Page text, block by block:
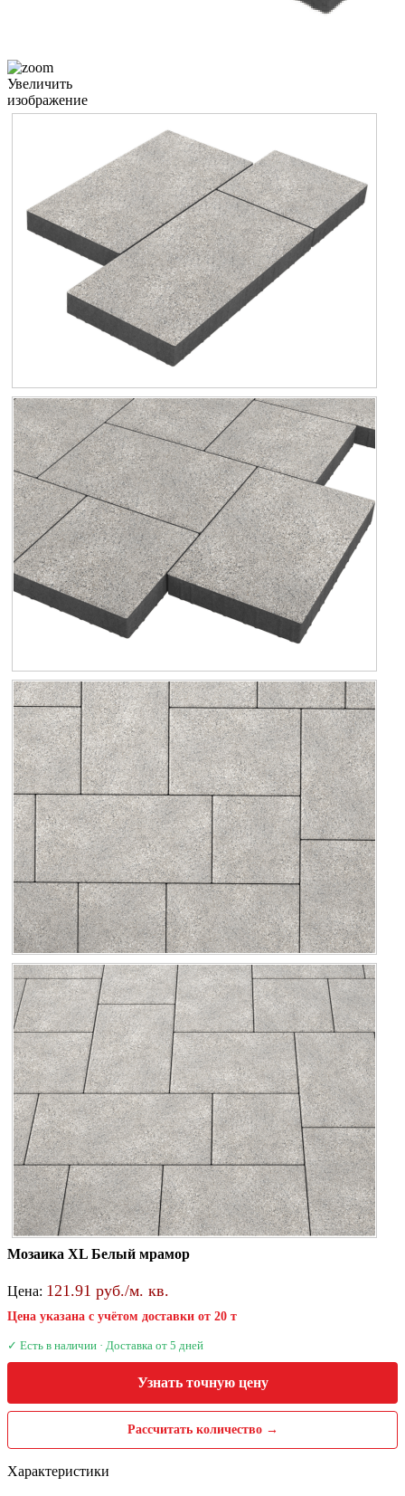
Увеличить
изображение
Мозаика XL Белый мрамор
Цена: 121.91 руб./м. кв.
Цена указана с учётом доставки от 20 т
✓ Есть в наличии · Доставка от 5 дней
Узнать точную цену
Рассчитать количество →
Характеристики